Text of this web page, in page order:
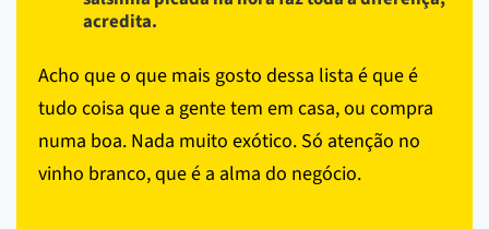
acredita.
Acho que o que mais gosto dessa lista é que é
tudo coisa que a gente tem em casa, ou compra
numa boa. Nada muito exótico. Só atenção no
vinho branco, que é a alma do negócio.